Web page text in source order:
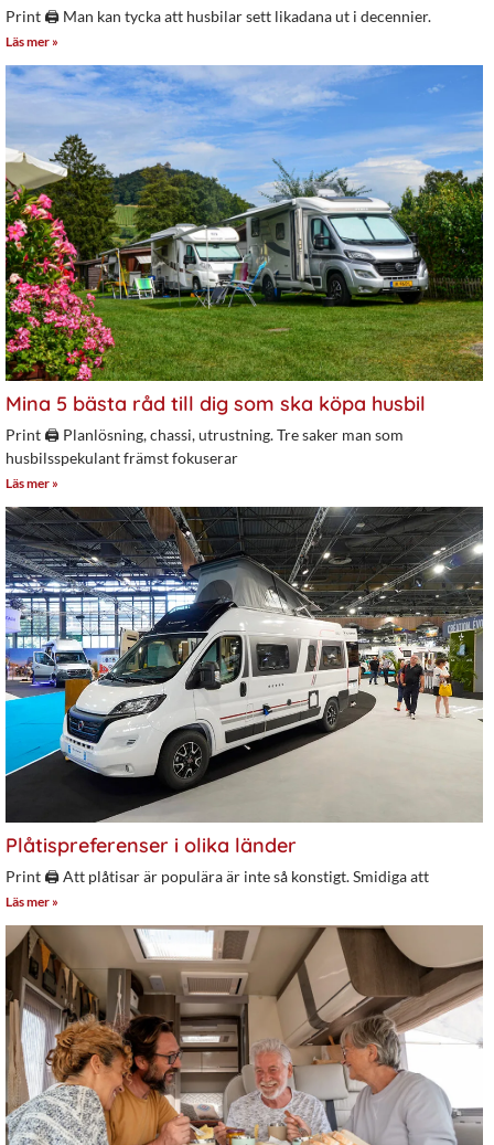
Print 🖨 Man kan tycka att husbilar sett likadana ut i decennier.
Läs mer »
Mina 5 bästa råd till dig som ska köpa husbil
Print 🖨 Planlösning, chassi, utrustning. Tre saker man som
husbilsspekulant främst fokuserar
Läs mer »
Plåtispreferenser i olika länder
Print 🖨 Att plåtisar är populära är inte så konstigt. Smidiga att
Läs mer »